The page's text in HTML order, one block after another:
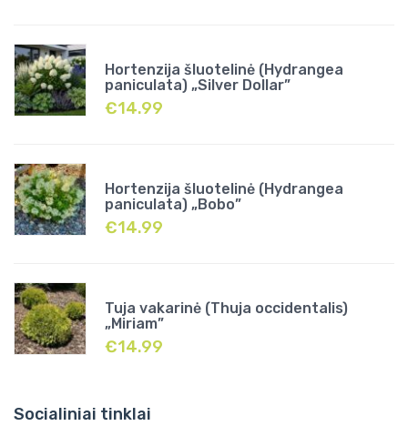
Hortenzija šluotelinė (Hydrangea
paniculata) „Silver Dollar”
€14.99
Hortenzija šluotelinė (Hydrangea
paniculata) „Bobo”
€14.99
Tuja vakarinė (Thuja occidentalis)
„Miriam”
€14.99
Socialiniai tinklai